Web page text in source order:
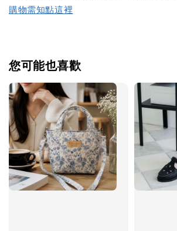
購物需知點這裡
您可能也喜歡